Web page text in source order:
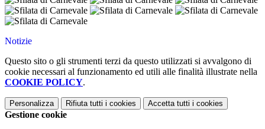
Notizie
Questo sito o gli strumenti terzi da questo utilizzati si avvalgono di
cookie necessari al funzionamento ed utili alle finalità illustrate nella
COOKIE POLICY.
Personalizza Rifiuta tutti i cookies Accetta tutti i cookies
Gestione cookie